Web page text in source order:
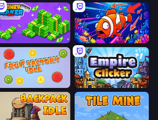
Money Maker Idle Fish Catch Idle
Fruit Factory Idle Empire Clicker